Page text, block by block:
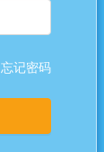
忘记密码